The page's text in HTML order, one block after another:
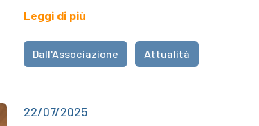
Leggi di più
Dall'Associazione Attualità
22/07/2025